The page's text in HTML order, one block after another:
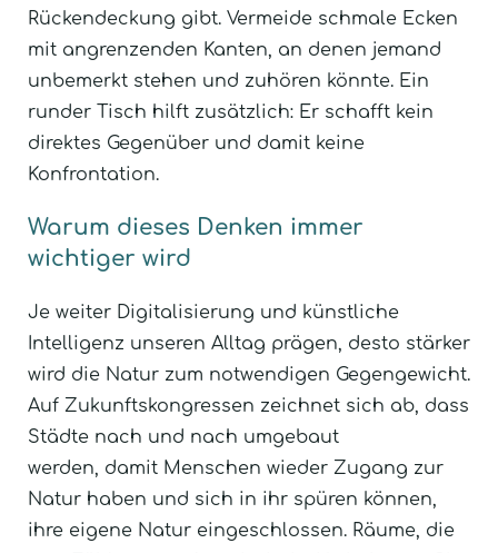
Rückendeckung gibt. Vermeide schmale Ecken
mit angrenzenden Kanten, an denen jemand
unbemerkt stehen und zuhören könnte. Ein
runder Tisch hilft zusätzlich: Er schafft kein
direktes Gegenüber und damit keine
Konfrontation.
Warum dieses Denken immer
wichtiger wird
Je weiter Digitalisierung und künstliche
Intelligenz unseren Alltag prägen, desto stärker
wird die Natur zum notwendigen Gegengewicht.
Auf Zukunftskongressen zeichnet sich ab, dass
Städte nach und nach umgebaut
werden, damit Menschen wieder Zugang zur
Natur haben und sich in ihr spüren können,
ihre eigene Natur eingeschlossen. Räume, die